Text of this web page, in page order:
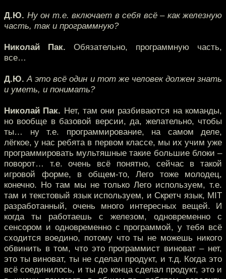
Д.Ю. Ну он т.е. включает в себя всё – как железную
часть, так и программную?
Николай Пак. Обязательно, программную часть,
все…
Д.Ю. А это всё один и тот же человек должен знать
и уметь, и понимать?
Николай Пак. Нет, там они разбиваются на команды,
но вообще в базовой версии, да, желательно, чтобы
ты… ну т.е. программирование, на самом деле,
лёгкое, у нас ребята в первом классе, мы их учим уже
программировать мультяшные такие большие блоки –
поворот… т.е. очень всё понятно, сейчас в такой
игровой форме, в общем-то, Лего тоже молодец,
конечно. Но там мы не только Лего используем, т.е.
там и текстовый язык используем, и Скретч язык, MIT
разработанный, очень много интересных вещей. И
когда ты работаешь с железом, одновременно с
сенсором и одновременно с программой, у тебя всё
сходится воедино, потому что ты не можешь никого
обвинить в том, что это программист виноват – нет,
это ты виноват, ты не сделал продукт, и т.д. Когда это
всё соединилось, и ты до конца сделал продукт, это и